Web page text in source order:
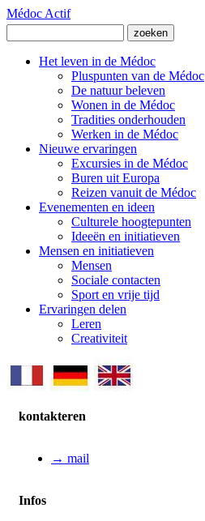
Médoc Actif
Het leven in de Médoc
Pluspunten van de Médoc
De natuur beleven
Wonen in de Médoc
Tradities onderhouden
Werken in de Médoc
Nieuwe ervaringen
Excursies in de Médoc
Buren uit Europa
Reizen vanuit de Médoc
Evenementen en ideen
Culturele hoogtepunten
Ideeën en initiatieven
Mensen en initiatieven
Mensen
Sociale contacten
Sport en vrije tijd
Ervaringen delen
Leren
Creativiteit
kontakteren
→ mail
Infos